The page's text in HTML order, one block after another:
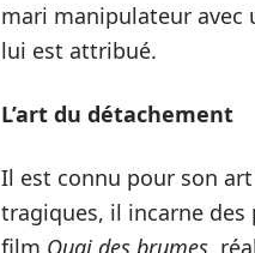
mari manipulateur avec
lui est attribué.
L’art du détachement
Il est connu pour son
tragiques, il incarne